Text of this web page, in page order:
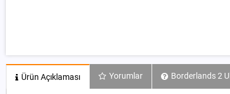
Ürün Açıklaması Yorumlar Borderlands 2